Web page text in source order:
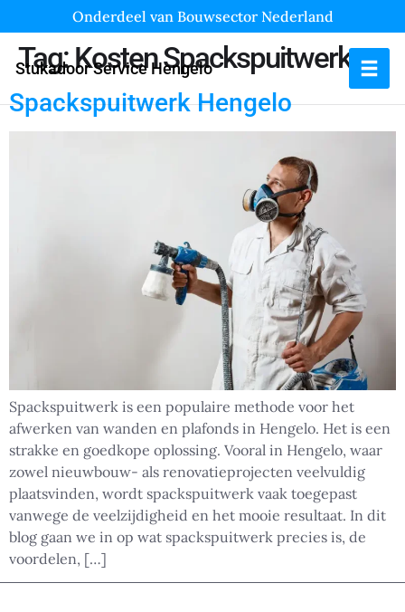
Onderdeel van Bouwsector Nederland
Stukadoor Service Hengelo
Tag:Kosten Spackspuitwerk
Spackspuitwerk Hengelo
Spackspuitwerk is een populaire methode voor het
afwerken van wanden en plafonds in Hengelo. Het is een
strakke en goedkope oplossing. Vooral in Hengelo, waar
zowel nieuwbouw- als renovatieprojecten veelvuldig
plaatsvinden, wordt spackspuitwerk vaak toegepast
vanwege de veelzijdigheid en het mooie resultaat. In dit
blog gaan we in op wat spackspuitwerk precies is, de
voordelen, […]